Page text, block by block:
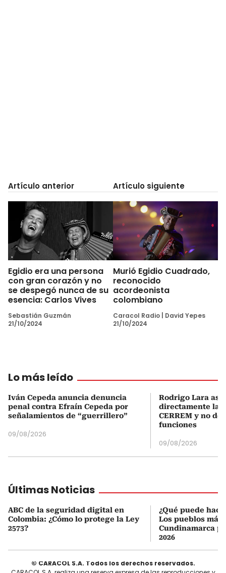
Artículo anterior
Egidio era una persona
con gran corazón y no
se despegó nunca de su
esencia: Carlos Vives
Sebastián Guzmán
21/10/2024
Artículo siguiente
Murió Egidio Cuadrado,
reconocido
acordeonista
colombiano
Caracol Radio
David Yepes
21/10/2024
Lo más leído
Iván Cepeda anuncia denuncia
penal contra Efraín Cepeda por
señalamientos de “guerrillero”
09/08/2026
Rodrigo Lara
directamente la
CERREM y no
funciones
09/08/2026
Últimas Noticias
ABC de la seguridad digital en
Colombia: ¿Cómo lo protege la Ley
2573?
¿Qué puede
Los pueblos más
Cundinamarca
2026
© CARACOL S.A. Todos los derechos reservados.